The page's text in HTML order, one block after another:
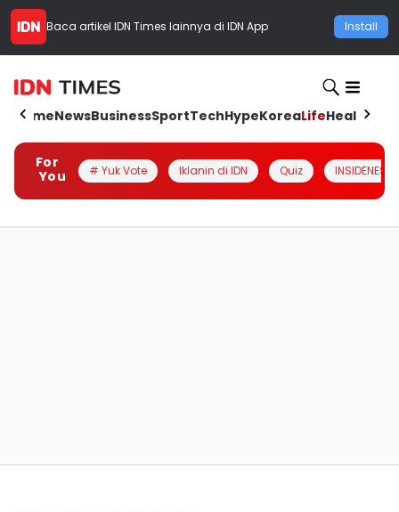
Baca artikel IDN Times lainnya di IDN App Install
HomeNewsBusinessSportTechHypeKoreaLifeHealth
For
You
# Yuk Vote Iklanin di IDN Quiz INSIDENESIA